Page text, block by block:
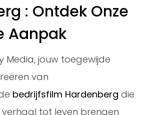
: Ontdek Onze
Aanpak
Media, jouw toegewijde
van
bedrijfsfilm Hardenberg die
verhaal tot leven brengen